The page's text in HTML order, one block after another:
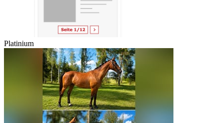
Platinium